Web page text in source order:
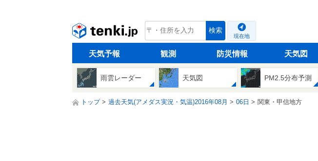
tenki.jp 検索
現在地
天気予報 観測 防災情報 天気図
雨雲レーダー 天気図 PM2.5分布予測
トップ 過去天気(アメダス実況・気温)2016年08月 06日 関東・甲信地方